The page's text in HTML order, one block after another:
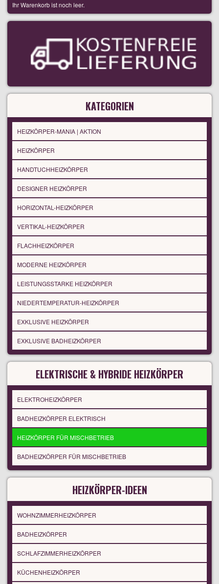
Ihr Warenkorb ist noch leer.
KATEGORIEN
HEIZKÖRPER-MANIA | AKTION
HEIZKÖRPER
HANDTUCHHEIZKÖRPER
DESIGNER HEIZKÖRPER
HORIZONTAL-HEIZKÖRPER
VERTIKAL-HEIZKÖRPER
FLACHHEIZKÖRPER
MODERNE HEIZKÖRPER
LEISTUNGSSTARKE HEIZKÖRPER
NIEDERTEMPERATUR-HEIZKÖRPER
EXKLUSIVE HEIZKÖRPER
EXKLUSIVE BADHEIZKÖRPER
ELEKTRISCHE & HYBRIDE HEIZKÖRPER
ELEKTROHEIZKÖRPER
BADHEIZKÖRPER ELEKTRISCH
HEIZKÖRPER FÜR MISCHBETRIEB
BADHEIZKÖRPER FÜR MISCHBETRIEB
HEIZKÖRPER-IDEEN
WOHNZIMMERHEIZKÖRPER
BADHEIZKÖRPER
SCHLAFZIMMERHEIZKÖRPER
KÜCHENHEIZKÖRPER